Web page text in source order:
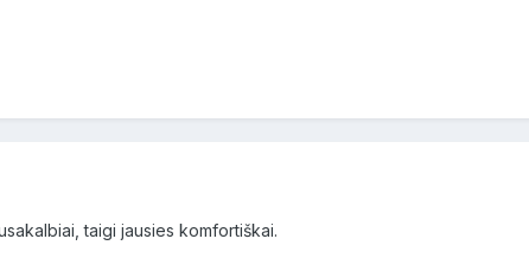
taigi jausies komfortiškai.